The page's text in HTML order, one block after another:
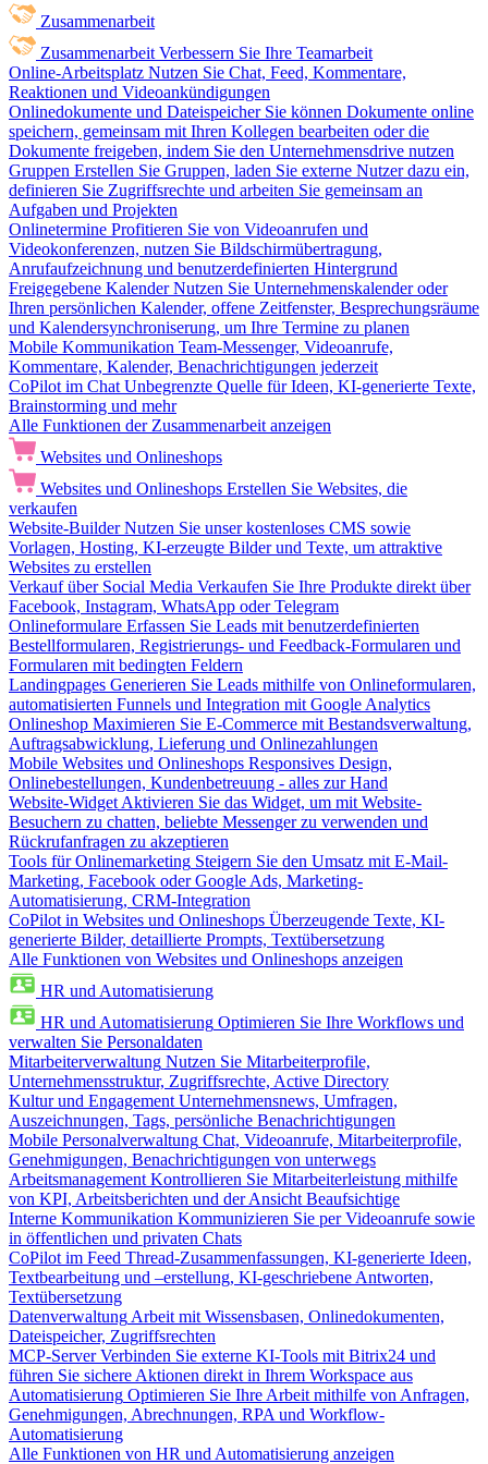
Zusammenarbeit
Zusammenarbeit Verbessern Sie Ihre Teamarbeit
Online-Arbeitsplatz Nutzen Sie Chat, Feed, Kommentare,
Reaktionen und Videoankündigungen
Onlinedokumente und Dateispeicher Sie können Dokumente online
speichern, gemeinsam mit Ihren Kollegen bearbeiten oder die
Dokumente freigeben, indem Sie den Unternehmensdrive nutzen
Gruppen Erstellen Sie Gruppen, laden Sie externe Nutzer dazu ein,
definieren Sie Zugriffsrechte und arbeiten Sie gemeinsam an
Aufgaben und Projekten
Onlinetermine Profitieren Sie von Videoanrufen und
Videokonferenzen, nutzen Sie Bildschirmübertragung,
Anrufaufzeichnung und benutzerdefinierten Hintergrund
Freigegebene Kalender Nutzen Sie Unternehmenskalender oder
Ihren persönlichen Kalender, offene Zeitfenster, Besprechungsräume
und Kalendersynchroniserung, um Ihre Termine zu planen
Mobile Kommunikation Team-Messenger, Videoanrufe,
Kommentare, Kalender, Benachrichtigungen jederzeit
CoPilot im Chat Unbegrenzte Quelle für Ideen, KI-generierte Texte,
Brainstorming und mehr
Alle Funktionen der Zusammenarbeit anzeigen
Websites und Onlineshops
Websites und Onlineshops Erstellen Sie Websites, die
verkaufen
Website-Builder Nutzen Sie unser kostenloses CMS sowie
Vorlagen, Hosting, KI-erzeugte Bilder und Texte, um attraktive
Websites zu erstellen
Verkauf über Social Media Verkaufen Sie Ihre Produkte direkt über
Facebook, Instagram, WhatsApp oder Telegram
Onlineformulare Erfassen Sie Leads mit benutzerdefinierten
Bestellformularen, Registrierungs- und Feedback-Formularen und
Formularen mit bedingten Feldern
Landingpages Generieren Sie Leads mithilfe von Onlineformularen,
automatisierten Funnels und Integration mit Google Analytics
Onlineshop Maximieren Sie E-Commerce mit Bestandsverwaltung,
Auftragsabwicklung, Lieferung und Onlinezahlungen
Mobile Websites und Onlineshops Responsives Design,
Onlinebestellungen, Kundenbetreuung - alles zur Hand
Website-Widget Aktivieren Sie das Widget, um mit Website-
Besuchern zu chatten, beliebte Messenger zu verwenden und
Rückrufanfragen zu akzeptieren
Tools für Onlinemarketing Steigern Sie den Umsatz mit E-Mail-
Marketing, Facebook oder Google Ads, Marketing-
Automatisierung, CRM-Integration
CoPilot in Websites und Onlineshops Überzeugende Texte, KI-
generierte Bilder, detaillierte Prompts, Textübersetzung
Alle Funktionen von Websites und Onlineshops anzeigen
HR und Automatisierung
HR und Automatisierung Optimieren Sie Ihre Workflows und
verwalten Sie Personaldaten
Mitarbeiterverwaltung Nutzen Sie Mitarbeiterprofile,
Unternehmensstruktur, Zugriffsrechte, Active Directory
Kultur und Engagement Unternehmensnews, Umfragen,
Auszeichnungen, Tags, persönliche Benachrichtigungen
Mobile Personalverwaltung Chat, Videoanrufe, Mitarbeiterprofile,
Genehmigungen, Benachrichtigungen von unterwegs
Arbeitsmanagement Kontrollieren Sie Mitarbeiterleistung mithilfe
von KPI, Arbeitsberichten und der Ansicht Beaufsichtige
Interne Kommunikation Kommunizieren Sie per Videoanrufe sowie
in öffentlichen und privaten Chats
CoPilot im Feed Thread-Zusammenfassungen, KI-generierte Ideen,
Textbearbeitung und –erstellung, KI-geschriebene Antworten,
Textübersetzung
Datenverwaltung Arbeit mit Wissensbasen, Onlinedokumenten,
Dateispeicher, Zugriffsrechten
MCP-Server Verbinden Sie externe KI-Tools mit Bitrix24 und
führen Sie sichere Aktionen direkt in Ihrem Workspace aus
Automatisierung Optimieren Sie Ihre Arbeit mithilfe von Anfragen,
Genehmigungen, Abrechnungen, RPA und Workflow-
Automatisierung
Alle Funktionen von HR und Automatisierung anzeigen